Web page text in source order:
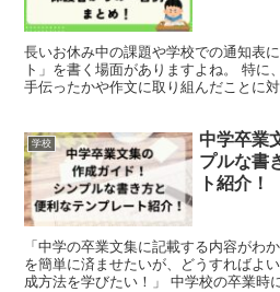
長いお休み中の課題や学校での通知表
ト」を書く場面がありますよね。 特に
手伝ったかや作文に取り組んだことに
学校
中学卒業
プルな書
ト紹介！
「中学の卒業文集に記載する内容がわ
を簡単に済ませたいが、どうすればよ
成方法を学びたい！」 中学校の卒業時